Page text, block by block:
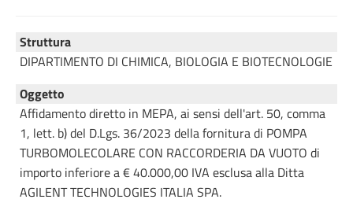
Struttura
DIPARTIMENTO DI CHIMICA, BIOLOGIA E BIOTECNOLOGIE
Oggetto
Affidamento diretto in MEPA, ai sensi dell'art. 50, comma
1, lett. b) del D.Lgs. 36/2023 della fornitura di POMPA
TURBOMOLECOLARE CON RACCORDERIA DA VUOTO di
importo inferiore a € 40.000,00 IVA esclusa alla Ditta
AGILENT TECHNOLOGIES ITALIA SPA.